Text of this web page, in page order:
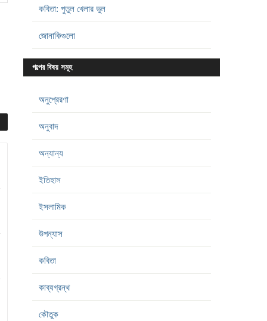
কবিতা: পুতুল খেলার ভুল
জোনাকিগুলো
গল্পের বিষয় সমূহ
অনুপ্রেরণা
অনুবাদ
অন্যান্য
ইতিহাস
ইসলামিক
উপন্যাস
কবিতা
কাব্যগ্রন্থ
কৌতুক